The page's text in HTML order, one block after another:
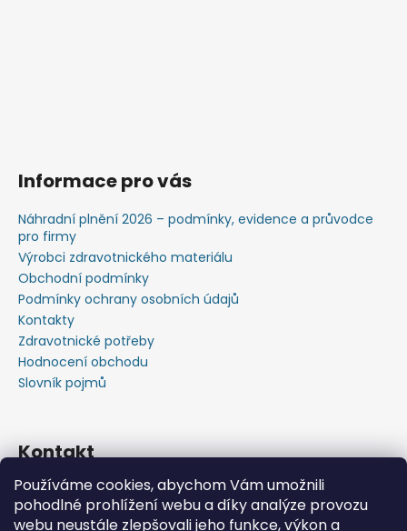
Používáme cookies, abychom Vám umožnili
pohodlné prohlížení webu a díky analýze provozu
webu neustále zlepšovali jeho funkce, výkon a
Informace pro vás
Náhradní plnění 2026 – podmínky, evidence a průvodce
pro firmy
Výrobci zdravotnického materiálu
Obchodní podmínky
Podmínky ochrany osobních údajů
Kontakty
Zdravotnické potřeby
Hodnocení obchodu
Slovník pojmů
Kontakt
+420603583759 ,+420734720049
https://www.facebook.com/profile.php?id=615793934